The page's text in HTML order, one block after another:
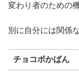
変わり者のための
別に自分には関係
チョコボかばん